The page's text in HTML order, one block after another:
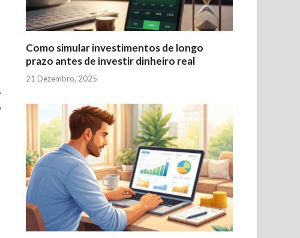
Como simular investimentos de longo
prazo antes de investir dinheiro real
21 Dezembro, 2025